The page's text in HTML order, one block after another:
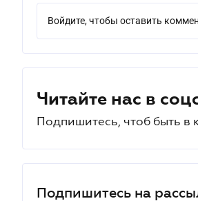
Войдите, чтобы оставить
Читайте нас в
Подпишитесь, чтоб быть в
Подпишитесь на